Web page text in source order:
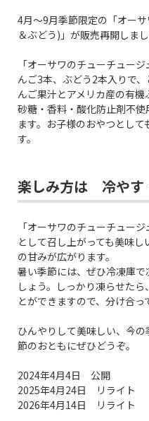
4月～9月季節限定の「オー
＆ぶどう)」が販売再開しまし
「オーサワのチューチュー
んご3本、ぶどう2本入りで
んご果汁とアメリカ産の有機
砂糖・香料・酸化防止剤不
ます。お子様のおやつとし
す。
楽しみ方は 冷やす
「オーサワのチューチュー
として召し上がっても美味
の甘みが広がります。
暑い季節には、ぜひ冷凍庫
しょう。しっかり凍らせた
とができますので、分け合っ
ひんやりして美味しい、今
節のおともにぜひどうぞ。
2024年4月4日 公開
2025年4月24日 リライト
2026年4月14日 リライト